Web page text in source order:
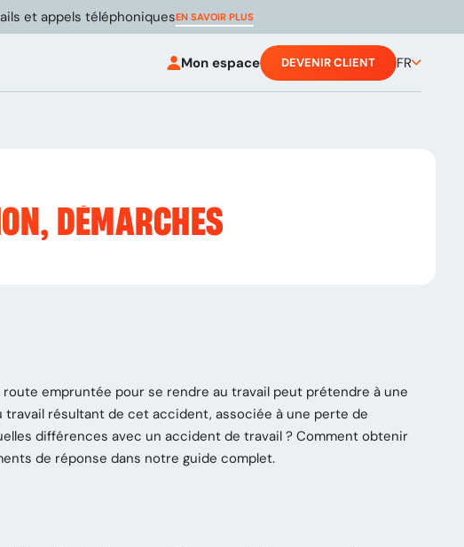
et appels téléphoniquesEN SAVOIR PLUS
Mon espace DEVENIR CLIENT FR
DÉMARCHES
empruntée pour se rendre au travail peut prétendre à une
travail résultant de cet accident, associée à une perte de
différences avec un accident de travail ? Comment obtenir
de réponse dans notre guide complet.